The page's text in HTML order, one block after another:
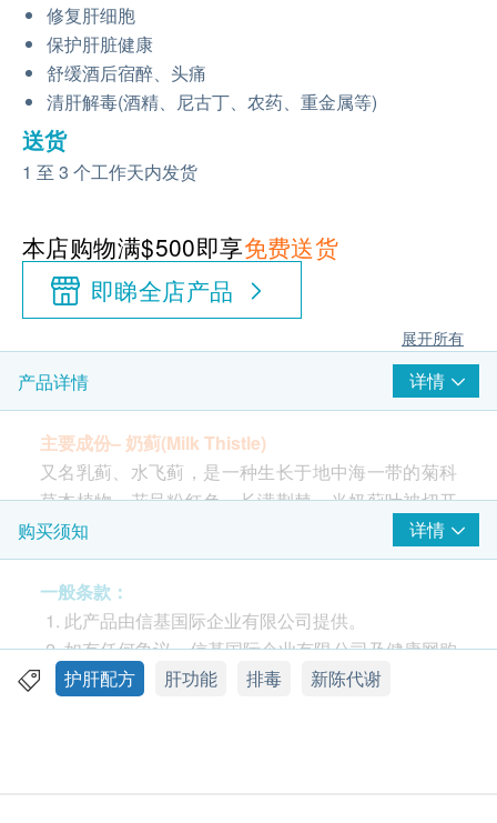
修复肝细胞
保护肝脏健康
舒缓酒后宿醉、头痛
清肝解毒(酒精、尼古丁、农药、重金属等)
送货
1 至 3 个工作天内发货
本店购物满$500即享免费送货
即睇全店产品
展开所有
产品详情 详情
主要成份– 奶蓟(Milk Thistle)
又名乳蓟、水飞蓟，是一种生长于地中海一带的菊科
草本植物，花呈粉红色，长满荆棘。当奶蓟叶被切开
后，会有白色的乳汁流出，这就是奶蓟名字的由来。
奶蓟的护肝用途在欧洲已有数千年的记载。其主要有
效成分是一组由果实和种子中提取的提炼出的类黄酮
物质︰水飞蓟素(Silymarin)，主要包含水飞蓟宾
(silybin, silibinin)、异水飞蓟宾(isosilybin,
isosilibinin)、水飞蓟宁(silidinain)和水飞蓟亭
(siliehristin)等，而其中水飞蓟宾的生物效能最为活
购买须知 详情
一般条款：
此产品由信基国际企业有限公司提供。
如有任何争议，信基国际企业有限公司及健康网购
Health.ESDlife 保留最终决议权。
护肝配方 肝功能 排毒 新陈代谢